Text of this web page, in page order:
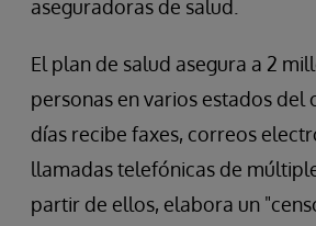
aseguradoras de salud.
El plan de salud asegura a 2
personas en varios estados del
días recibe faxes, correos
llamadas telefónicas de
partir de ellos, elabora un